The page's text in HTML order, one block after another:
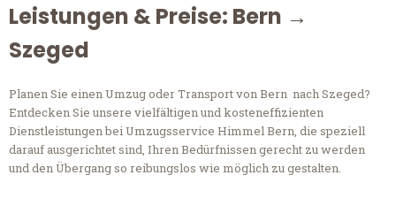
Leistungen & Preise: Bern →
Szeged
Planen Sie einen Umzug oder Transport von Bern nach Szeged?
Entdecken Sie unsere vielfältigen und kosteneffizienten
Dienstleistungen bei Umzugsservice Himmel Bern, die speziell
darauf ausgerichtet sind, Ihren Bedürfnissen gerecht zu werden
und den Übergang so reibungslos wie möglich zu gestalten.